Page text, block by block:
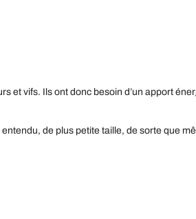
et vifs. Ils ont donc besoin d’un apport
de plus petite taille, de sorte que